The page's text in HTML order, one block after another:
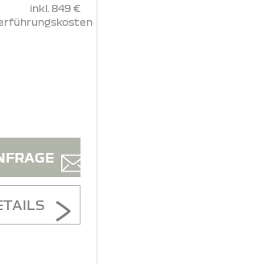
inkl. 849 €